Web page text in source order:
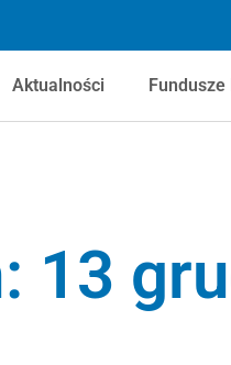
Aktualności
13